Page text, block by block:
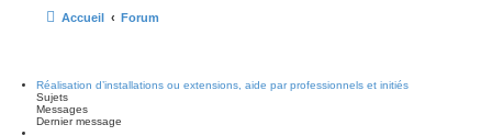
Accueil Forum
Réalisation d’installations ou extensions, aide par professionnels et initiés
Sujets
Messages
Dernier message